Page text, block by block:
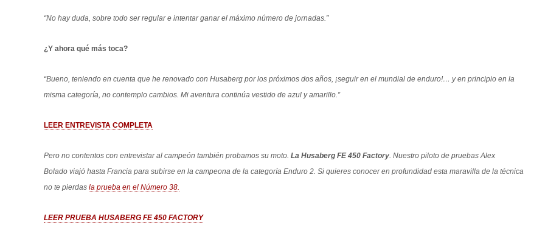
“No hay duda, sobre todo ser regular e intentar ganar el máximo número de jornadas.”
¿Y ahora qué más toca?
“Bueno, teniendo en cuenta que he renovado con Husaberg por los próximos dos años, ¡seguir en el mundial de enduro!… y en principio en la
misma categoría, no contemplo cambios. Mi aventura continúa vestido de azul y amarillo.”
LEER ENTREVISTA COMPLETA
Pero no contentos con entrevistar al campeón también probamos su moto. La Husaberg FE 450 Factory. Nuestro piloto de pruebas Alex
Bolado viajó hasta Francia para subirse en la campeona de la categoría Enduro 2. Si quieres conocer en profundidad esta maravilla de la técnica
no te pierdas la prueba en el Número 38.
LEER PRUEBA HUSABERG FE 450 FACTORY